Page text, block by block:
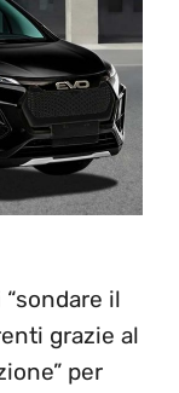
il
grazie al
per